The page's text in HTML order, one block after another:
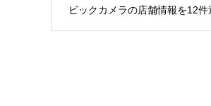
ビックカメラの店舗情報を12